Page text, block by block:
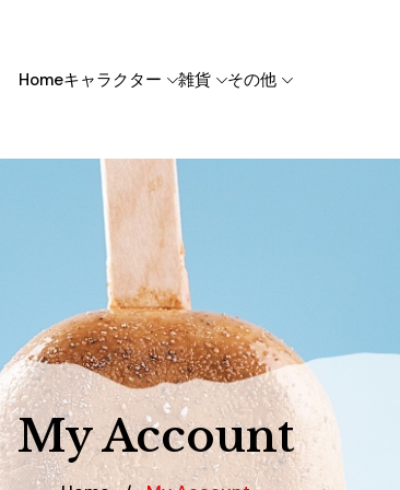
Homeキャラクター 雑貨 その他
My Account